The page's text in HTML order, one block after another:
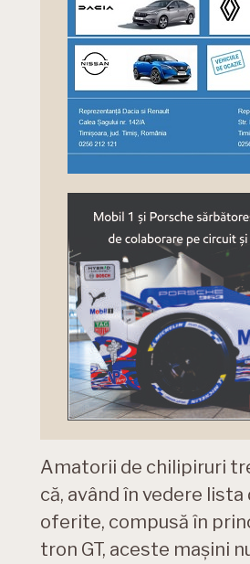
Amatorii de chilipiruri
că, având în vedere
oferite, compusă în
tron GT, aceste mașini